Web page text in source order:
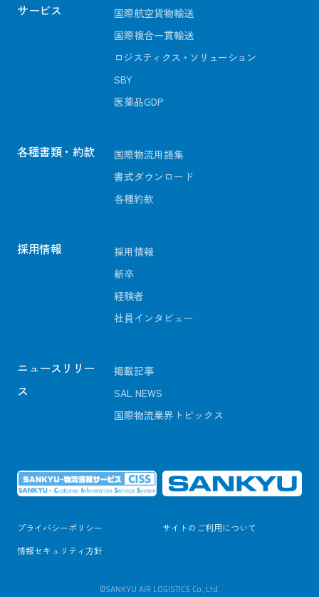
サービス
国際航空貨物輸送
国際複合一貫輸送
ロジスティクス・ソリューション
SBY
医薬品GDP
各種書類・約款
国際物流用語集
書式ダウンロード
各種約款
採用情報
採用情報
新卒
経験者
社員インタビュー
ニュースリリー
ス
掲載記事
SAL NEWS
国際物流業界トピックス
プライバシーポリシー
サイトのご利用について
情報セキュリティ方針
©SANKYU AIR LOGISTICS Co.,Ltd.